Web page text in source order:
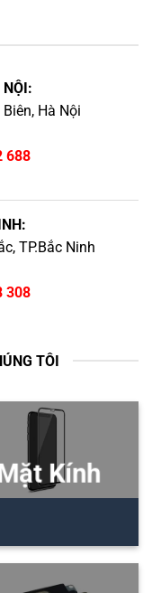
NỘI:
Hà Nội
688
TP.Bắc Ninh
308
TÔI
Kính